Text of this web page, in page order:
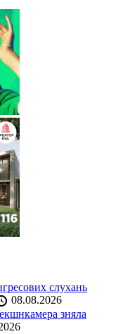
слухань
08.08.2026
зняла